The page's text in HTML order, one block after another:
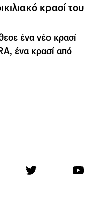
κρασί του
ένα νέο κρασί
ένα κρασί από